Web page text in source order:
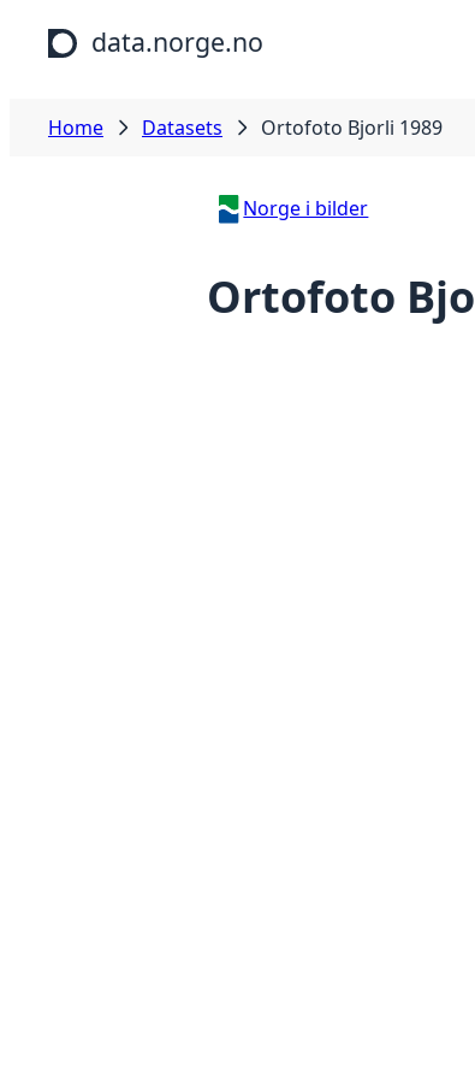
Skip to main content
data.norge.no
Home Datasets Ortofoto Bjorli 1989
Norge i bilder
Ortofoto